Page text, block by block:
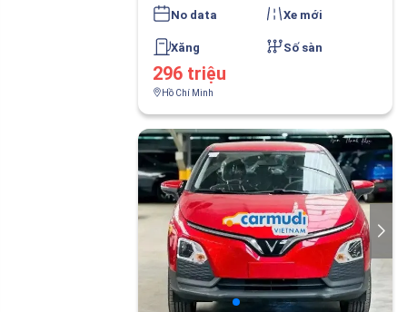
No data Xe mới
Xăng Số sàn
296 triệu
Hồ Chí Minh